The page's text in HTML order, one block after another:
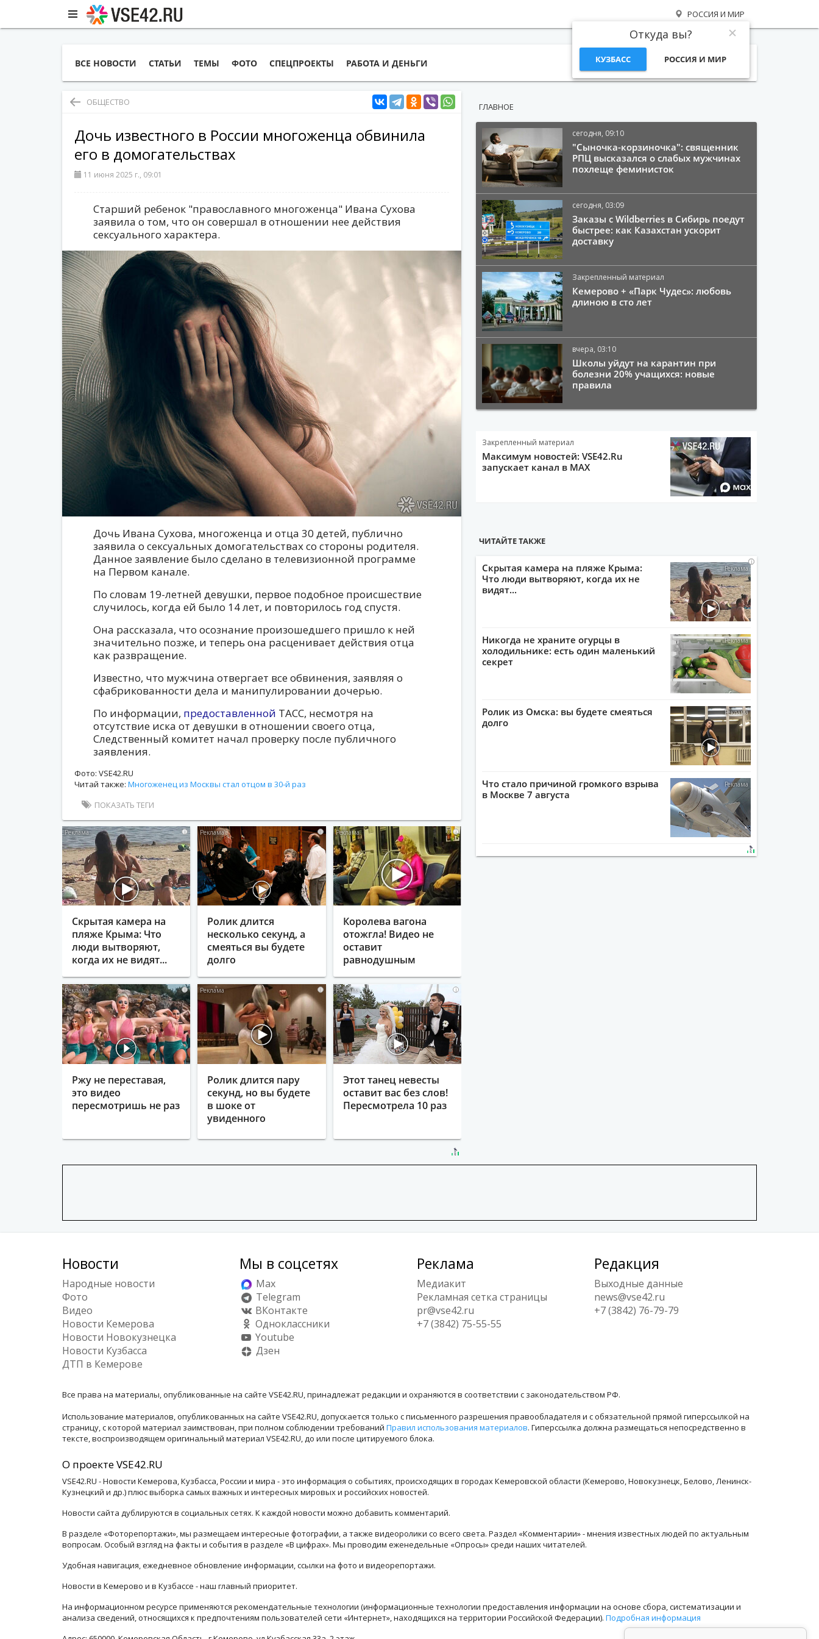
РОССИЯ И МИР
Откуда вы?
КУЗБАСС РОССИЯ И МИР
ВСЕ НОВОСТИ СТАТЬИ ТЕМЫ ФОТО СПЕЦПРОЕКТЫ РАБОТА И ДЕНЬГИ
ОБЩЕСТВО
Дочь известного в России многоженца обвинила
его в домогательствах
11 июня 2025 г., 09:01
Старший ребенок "православного многоженца" Ивана Сухова
заявила о том, что он совершал в отношении нее действия
сексуального характера.
Дочь Ивана Сухова, многоженца и отца 30 детей, публично
заявила о сексуальных домогательствах со стороны родителя.
Данное заявление было сделано в телевизионной программе
на Первом канале.
По словам 19-летней девушки, первое подобное происшествие
случилось, когда ей было 14 лет, и повторилось год спустя.
Она рассказала, что осознание произошедшего пришло к ней
значительно позже, и теперь она расценивает действия отца
как развращение.
Известно, что мужчина отвергает все обвинения, заявляя о
сфабрикованности дела и манипулировании дочерью.
По информации, предоставленной ТАСС, несмотря на
отсутствие иска от девушки в отношении своего отца,
Следственный комитет начал проверку после публичного
заявления.
Фото: VSE42.RU
Читай также: Многоженец из Москвы стал отцом в 30-й раз
ПОКАЗАТЬ ТЕГИ
i
Скрытая камера на
пляже Крыма: Что
люди вытворяют,
когда их не видят...
i
Ролик длится
несколько секунд, а
смеяться вы будете
долго
i
Королева вагона
отожгла! Видео не
оставит
равнодушным
i
Ржу не переставая,
это видео
пересмотришь не раз
i
Ролик длится пару
секунд, но вы будете
в шоке от
увиденного
i
Этот танец невесты
оставит вас без слов!
Пересмотрела 10 раз
ГЛАВНОЕ
сегодня, 09:10
"Сыночка-корзиночка": священник
РПЦ высказался о слабых мужчинах
похлеще феминисток
сегодня, 03:09
Заказы с Wildberries в Сибирь поедут
быстрее: как Казахстан ускорит
доставку
Закрепленный материал
Кемерово + «Парк Чудес»: любовь
длиною в сто лет
вчера, 03:10
Школы уйдут на карантин при
болезни 20% учащихся: новые
правила
Закрепленный материал
Максимум новостей: VSE42.Ru
запускает канал в MAX
ЧИТАЙТЕ ТАКЖЕ
i
Скрытая камера на пляже Крыма:
Что люди вытворяют, когда их не
видят...
i
Никогда не храните огурцы в
холодильнике: есть один маленький
секрет
i
Ролик из Омска: вы будете смеяться
долго
i
Что стало причиной громкого взрыва
в Москве 7 августа
Новости
Народные новости
Фото
Видео
Новости Кемерова
Новости Новокузнецка
Новости Кузбасса
ДТП в Кемерове
Мы в соцсетях
Max
Telegram
ВКонтакте
Одноклассники
Youtube
Дзен
Реклама
Медиакит
Рекламная сетка страницы
pr@vse42.ru
+7 (3842) 75-55-55
Редакция
Выходные данные
news@vse42.ru
+7 (3842) 76-79-79
Все права на материалы, опубликованные на сайте VSE42.RU, принадлежат редакции и охраняются в соответствии с законодательством РФ.
Использование материалов, опубликованных на сайте VSE42.RU, допускается только с письменного разрешения правообладателя и с обязательной прямой гиперссылкой на
страницу, с которой материал заимствован, при полном соблюдении требований Правил использования материалов. Гиперссылка должна размещаться непосредственно в
тексте, воспроизводящем оригинальный материал VSE42.RU, до или после цитируемого блока.
О проекте VSE42.RU
VSE42.RU - Новости Кемерова, Кузбасса, России и мира - это информация о событиях, происходящих в городах Кемеровской области (Кемерово, Новокузнецк, Белово, Ленинск-
Кузнецкий и др.) плюс выборка самых важных и интересных мировых и российских новостей.
Новости сайта дублируются в социальных сетях. К каждой новости можно добавить комментарий.
В разделе «Фоторепортажи», мы размещаем интересные фотографии, а также видеоролики со всего света. Раздел «Комментарии» - мнения известных людей по актуальным
вопросам. Особый взгляд на факты и события в разделе «В цифрах». Мы проводим еженедельные «Опросы» среди наших читателей.
Удобная навигация, ежедневное обновление информации, ссылки на фото и видеорепортажи.
Новости в Кемерово и в Кузбассе - наш главный приоритет.
На информационном ресурсе применяются рекомендательные технологии (информационные технологии предоставления информации на основе сбора, систематизации и
анализа сведений, относящихся к предпочтениям пользователей сети «Интернет», находящихся на территории Российской Федерации). Подробная информация